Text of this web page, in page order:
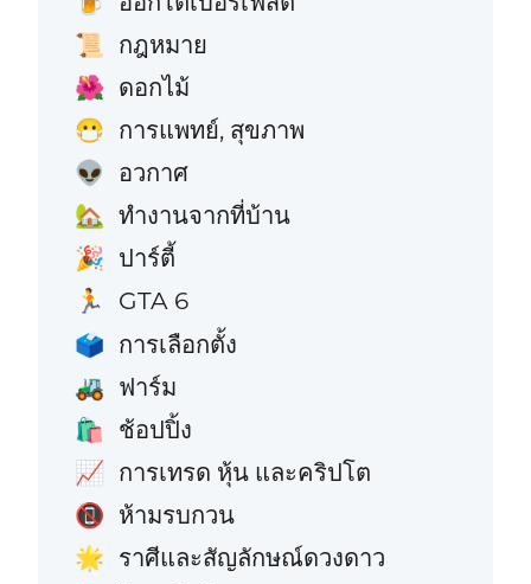
📜 กฎหมาย
🌺 ดอกไม้
😷 การแพทย์, สุขภาพ
👽 อวกาศ
🏡 ทำงานจากที่บ้าน
🎉 ปาร์ตี้
🏃 GTA 6
🗳️ การเลือกตั้ง
🚜 ฟาร์ม
🛍️ ช้อปปิ้ง
📈 การเทรด หุ้น และคริปโต
📵 ห้ามรบกวน
🌟 ราศีและสัญลักษณ์ดวงดาว